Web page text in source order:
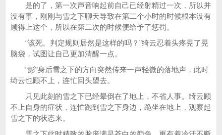
是的了，第一次声音响起前自己已经射精过一次，所以并
没有事，刚刚与雪之下聊天导致在第二个小时的时候根本没有
顾得上这个，所以在第二次的时候便给予了惩罚。
“该死。判定规则居然是这样的吗？”绮云忍着头疼晃了晃
脑袋，试图让自己更加清醒一点。
“彭”身后雪之下的方向突然传来一声轻微的落地声，此时
绮云也顾不上，连忙回头望去。
只见此刻的雪之下已经晕倒在了地上，不省人事。绮云顾
不上自身的症状，连忙跑到雪之下身边，跪坐在地上，观察起
雪之下的状态来。